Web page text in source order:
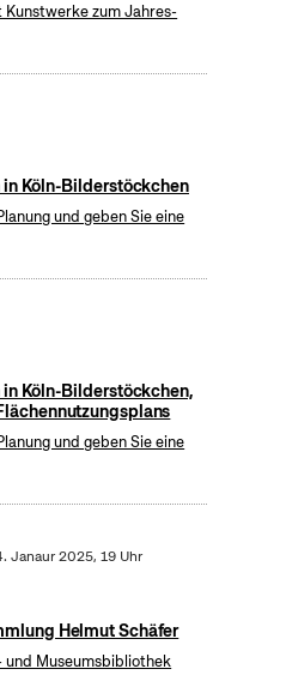
Kunstwerke zum Jahres-
Köln-Bilderstöckchen
und geben Sie eine
Köln-Bilderstöckchen,
und geben Sie eine
Janaur 2025, 19 Uhr
Helmut Schäfer
und Museumsbibliothek